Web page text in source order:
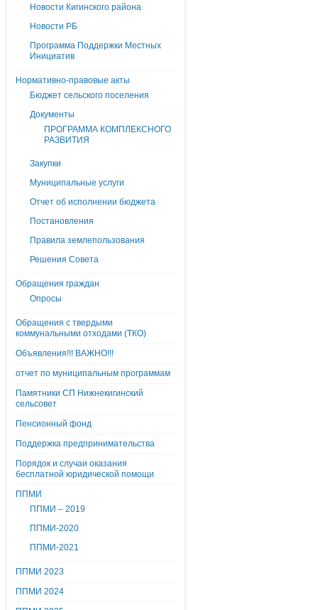
Новости Кигинского района
Новости РБ
Программа Поддержки Местных
Инициатив
Нормативно-правовые акты
Бюджет сельского поселения
Документы
ПРОГРАММА КОМПЛЕКСНОГО
РАЗВИТИЯ
Закупки
Муниципальные услуги
Отчет об исполнении бюджета
Постановления
Правила землепользования
Решения Совета
Обращения граждан
Опросы
Обращения с твердыми
коммунальными отходами (ТКО)
Объявления!!! ВАЖНО!!!
отчет по муниципальным программам
Памятники СП Нижнекигинский
сельсовет
Пенсионный фонд
Поддержка предпринимательства
Порядок и случаи оказания
бесплатной юридической помощи
ППМИ
ППМИ – 2019
ППМИ-2020
ППМИ-2021
ППМИ 2023
ППМИ 2024